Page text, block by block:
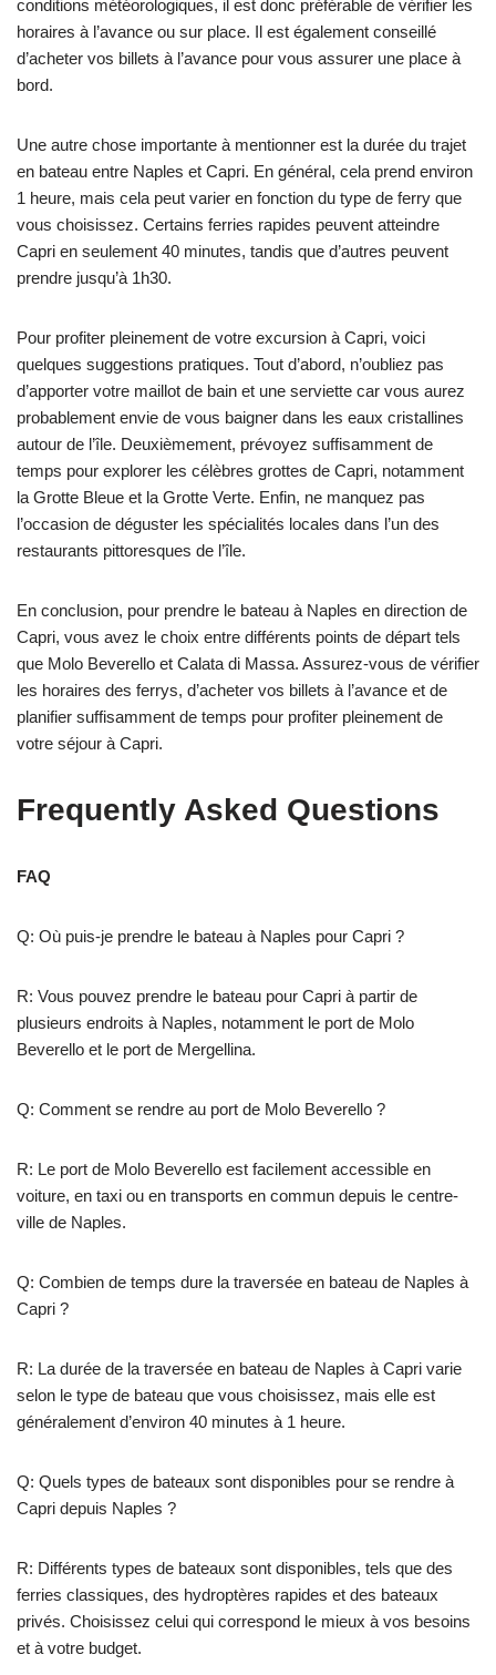
conditions météorologiques, il est donc préférable de vérifier les
horaires à l’avance ou sur place. Il est également conseillé
d’acheter vos billets à l’avance pour vous assurer une place à
bord.
Une autre chose importante à mentionner est la durée du trajet
en bateau entre Naples et Capri. En général, cela prend environ
1 heure, mais cela peut varier en fonction du type de ferry que
vous choisissez. Certains ferries rapides peuvent atteindre
Capri en seulement 40 minutes, tandis que d’autres peuvent
prendre jusqu’à 1h30.
Pour profiter pleinement de votre excursion à Capri, voici
quelques suggestions pratiques. Tout d’abord, n’oubliez pas
d’apporter votre maillot de bain et une serviette car vous aurez
probablement envie de vous baigner dans les eaux cristallines
autour de l’île. Deuxièmement, prévoyez suffisamment de
temps pour explorer les célèbres grottes de Capri, notamment
la Grotte Bleue et la Grotte Verte. Enfin, ne manquez pas
l’occasion de déguster les spécialités locales dans l’un des
restaurants pittoresques de l’île.
En conclusion, pour prendre le bateau à Naples en direction de
Capri, vous avez le choix entre différents points de départ tels
que Molo Beverello et Calata di Massa. Assurez-vous de vérifier
les horaires des ferrys, d’acheter vos billets à l’avance et de
planifier suffisamment de temps pour profiter pleinement de
votre séjour à Capri.
Frequently Asked Questions
FAQ
Q: Où puis-je prendre le bateau à Naples pour Capri ?
R: Vous pouvez prendre le bateau pour Capri à partir de
plusieurs endroits à Naples, notamment le port de Molo
Beverello et le port de Mergellina.
Q: Comment se rendre au port de Molo Beverello ?
R: Le port de Molo Beverello est facilement accessible en
voiture, en taxi ou en transports en commun depuis le centre-
ville de Naples.
Q: Combien de temps dure la traversée en bateau de Naples à
Capri ?
R: La durée de la traversée en bateau de Naples à Capri varie
selon le type de bateau que vous choisissez, mais elle est
généralement d’environ 40 minutes à 1 heure.
Q: Quels types de bateaux sont disponibles pour se rendre à
Capri depuis Naples ?
R: Différents types de bateaux sont disponibles, tels que des
ferries classiques, des hydroptères rapides et des bateaux
privés. Choisissez celui qui correspond le mieux à vos besoins
et à votre budget.